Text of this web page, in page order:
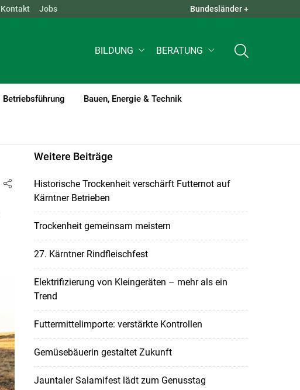
QUICK LINKS +
Kontakt Jobs Bundesländer +
BILDUNG BERATUNG
Betriebsführung Bauen, Energie & Technik
Weitere Beiträge
Historische Trockenheit verschärft Futternot auf
Kärntner Betrieben
Trockenheit gemeinsam meistern
27. Kärntner Rindfleischfest
Elektrifizierung von Kleingeräten – mehr als ein
Trend
Futtermittelimporte: verstärkte Kontrollen
Gemüsebäuerin gestaltet Zukunft
Jauntaler Salamifest lädt zum Genusstag